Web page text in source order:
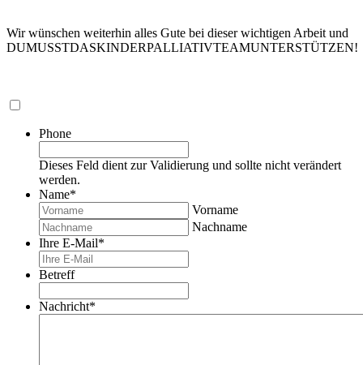
Wir wünschen weiterhin alles Gute bei dieser wichtigen Arbeit und
DUMUSSTDASKINDERPALLIATIVTEAMUNTERSTÜTZEN!
Phone
Dieses Feld dient zur Validierung und sollte nicht verändert
werden.
Name*
Vorname
Nachname
Ihre E-Mail*
Betreff
Nachricht*